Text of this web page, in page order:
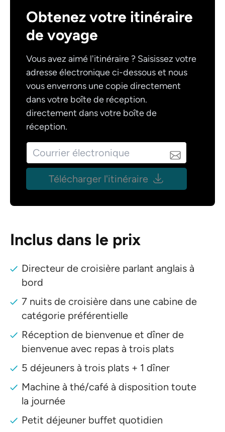
Obtenez votre itinéraire
de voyage
Vous avez aimé l'itinéraire ? Saisissez votre
adresse électronique ci-dessous et nous
vous enverrons une copie directement
dans votre boîte de réception.
directement dans votre boîte de
réception.
Télécharger l'itinéraire
Inclus dans le prix
Directeur de croisière parlant anglais à
bord
7 nuits de croisière dans une cabine de
catégorie préférentielle
Réception de bienvenue et dîner de
bienvenue avec repas à trois plats
5 déjeuners à trois plats + 1 dîner
Machine à thé/café à disposition toute
la journée
Petit déjeuner buffet quotidien